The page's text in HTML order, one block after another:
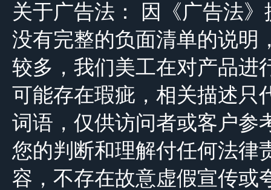
关于广告法： 因《广告法
没有完整的负面清单的说明
较多，我们美工在对产品进
可能存在瑕疵，相关描述只
词语，仅供访问者或客户参
您的判断和理解付任何法律
容，不存在故意虚假宣传或